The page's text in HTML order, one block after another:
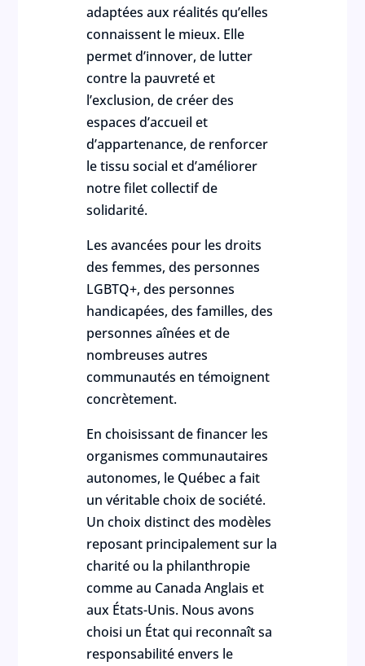
adaptées aux réalités qu’elles
connaissent le mieux. Elle
permet d’innover, de lutter
contre la pauvreté et
l’exclusion, de créer des
espaces d’accueil et
d’appartenance, de renforcer
le tissu social et d’améliorer
notre filet collectif de
solidarité.
Les avancées pour les droits
des femmes, des personnes
LGBTQ+, des personnes
handicapées, des familles, des
personnes aînées et de
nombreuses autres
communautés en témoignent
concrètement.
En choisissant de financer les
organismes communautaires
autonomes, le Québec a fait
un véritable choix de société.
Un choix distinct des modèles
reposant principalement sur la
charité ou la philanthropie
comme au Canada Anglais et
aux États-Unis. Nous avons
choisi un État qui reconnaît sa
responsabilité envers le